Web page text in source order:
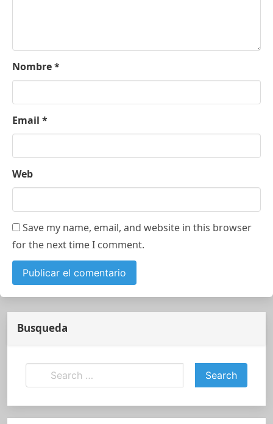
Nombre*
Email *
Web
Save my name, email, and website in this browser
for the next time I comment.
Busqueda